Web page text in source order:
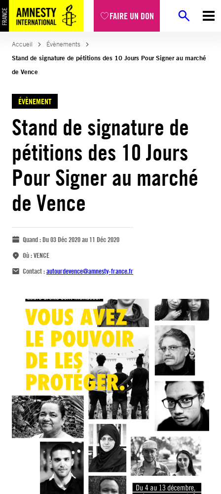
FAIRE UN DON
Accueil
Évènements
Stand de signature de pétitions des 10 Jours Pour Signer au marché
de Vence
ÉVÈNEMENT
Stand de signature de
pétitions des 10 Jours
Pour Signer au marché
de Vence
Quand :Du 03 Déc 2020 au 11 Déc 2020
Où :VENCE
Contact :autourdevence@amnesty-france.fr